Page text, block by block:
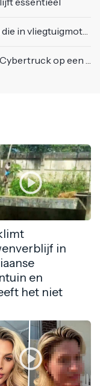
springt op vliegveld Milaan
bruine coating' trakteert
in
en
het niet